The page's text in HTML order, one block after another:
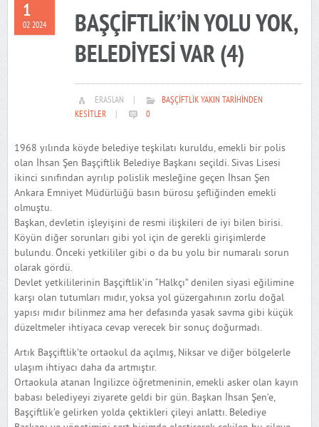
1
02 2024
BAŞÇİFTLİK’İN YOLU YOK,
BELEDİYESİ VAR (4)
ERASLAN
BAŞÇIFTLIK YAKIN TARIHINDEN
KESITLER
0
1968 yılında köyde belediye teşkilatı kuruldu, emekli bir polis
olan İhsan Şen Başçiftlik Belediye Başkanı seçildi. Sivas Lisesi
ikinci sınıfından ayrılıp polislik mesleğine geçen İhsan Şen
Ankara Emniyet Müdürlüğü basın bürosu şefliğinden emekli
olmuştu.
Başkan, devletin işleyişini de resmi ilişkileri de iyi bilen birisi.
Köyün diğer sorunları gibi yol için de gerekli girişimlerde
bulundu. Önceki yetkililer gibi o da bu yolu bir numaralı sorun
olarak gördü.
Devlet yetkililerinin Başçiftlik’in “Halkçı” denilen siyasi eğilimine
karşı olan tutumları mıdır, yoksa yol güzergahının zorlu doğal
yapısı mıdır bilinmez ama her defasında yasak savma gibi küçük
düzeltmeler ihtiyaca cevap verecek bir sonuç doğurmadı.
Artık Başçiftlik’te ortaokul da açılmış, Niksar ve diğer bölgelerle
ulaşım ihtiyacı daha da artmıştır.
Ortaokula atanan İngilizce öğretmeninin, emekli asker olan kayın
babası belediyeyi ziyarete geldi bir gün. Başkan İhsan Şen’e,
Başçiftlik’e gelirken yolda çektikleri çileyi anlattı. Belediye